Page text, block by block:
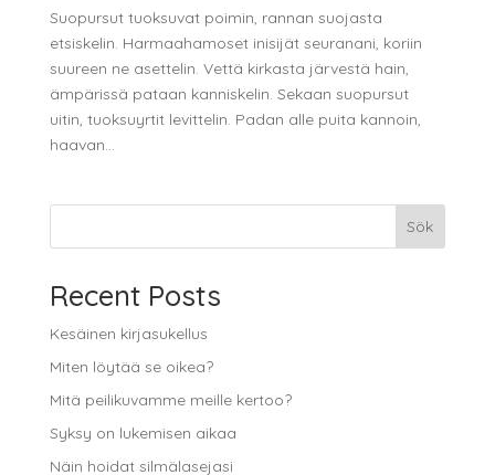
Suopursut tuoksuvat poimin, rannan suojasta
etsiskelin. Harmaahamoset inisijät seuranani, koriin
suureen ne asettelin. Vettä kirkasta järvestä hain,
ämpärissä pataan kanniskelin. Sekaan suopursut
uitin, tuoksuyrtit levittelin. Padan alle puita kannoin,
haavan...
Sök
Recent Posts
Kesäinen kirjasukellus
Miten löytää se oikea?
Mitä peilikuvamme meille kertoo?
Syksy on lukemisen aikaa
Näin hoidat silmälasejasi